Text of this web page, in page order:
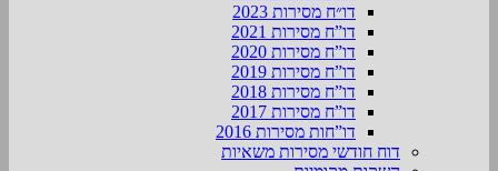
דו״ח מסירות 2023
דו”ח מסירות 2021
דו”ח מסירות 2020
דו”ח מסירות 2019
דו”ח מסירות 2018
דו”ח מסירות 2017
דו”חות מסירות 2016
דוח חודשי מסירות משאיות